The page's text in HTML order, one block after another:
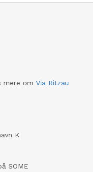
mere om Via Ritzau
K
SOME